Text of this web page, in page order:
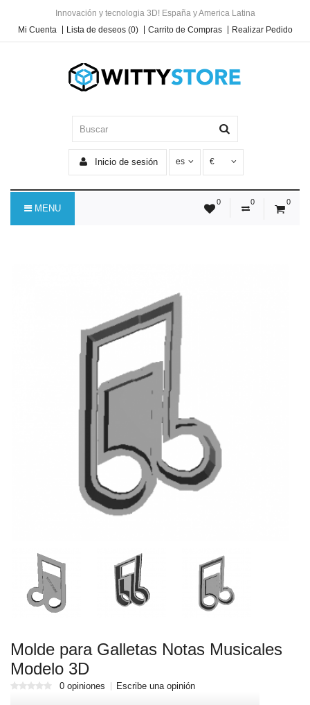
Innovación y tecnologia 3D! España y America Latina
Mi Cuenta
Lista de deseos (0) Carrito de Compras Realizar Pedido
Inicio de sesión es €
0 0 0
MENU
Molde para Galletas Notas Musicales
Modelo 3D
0 opiniones Escribe una opinión